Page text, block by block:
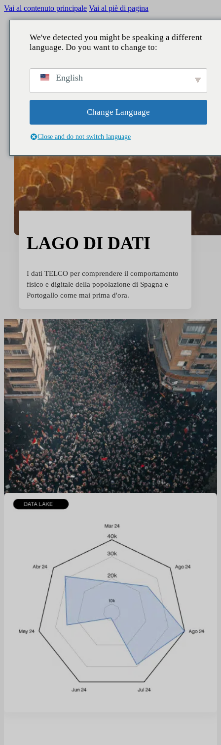
Vai al contenuto principale Vai al piè di pagina
LAGO DI DATI
I dati TELCO per comprendere il comportamento
fisico e digitale della popolazione di Spagna e
Portogallo come mai prima d'ora.
We've detected you might be speaking a different
language. Do you want to change to:
English
Change Language
Close and do not switch language